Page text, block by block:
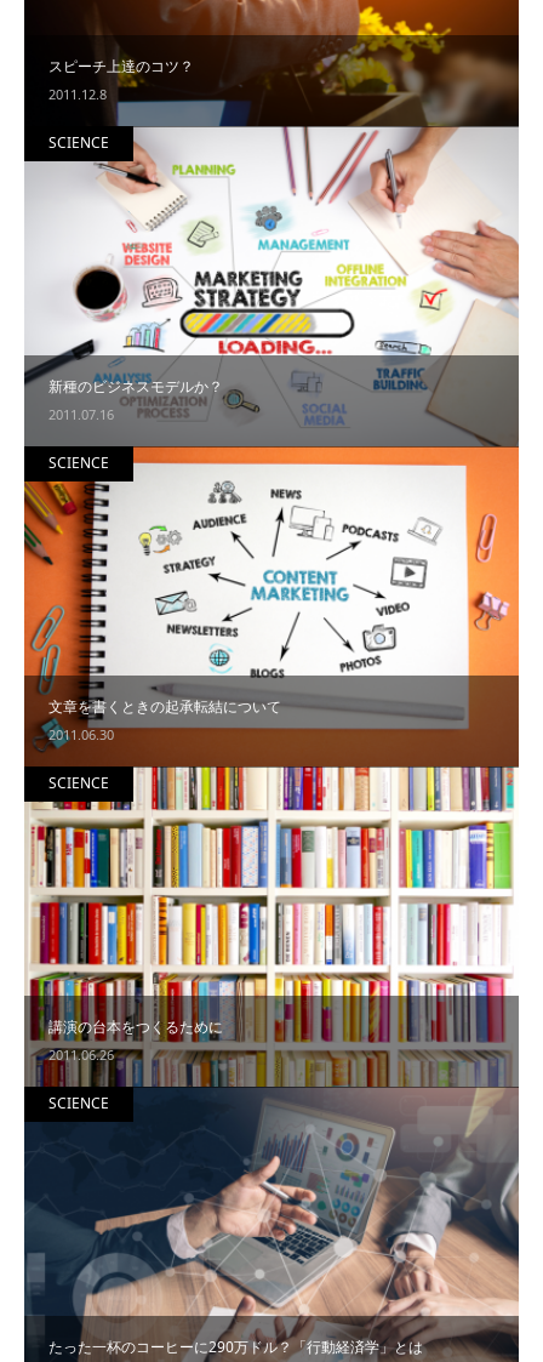
スピーチ上達のコツ？
2011.12.8
新種のビジネスモデルか？
2011.07.16
SCIENCE
文章を書くときの起承転結について
2011.06.30
SCIENCE
講演の台本をつくるために
2011.06.26
SCIENCE
たった一杯のコーヒーに290万ドル？「行動経済学」とは
SCIENCE